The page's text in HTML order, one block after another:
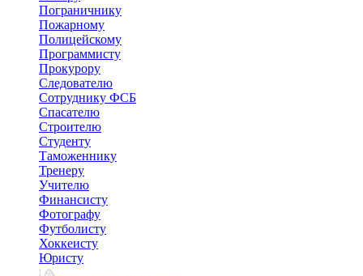
Пограничнику
Пожарному
Полицейскому
Программисту
Прокурору
Следователю
Сотруднику ФСБ
Спасателю
Строителю
Студенту
Таможеннику
Тренеру
Учителю
Финансисту
Фотографу
Футболисту
Хоккеисту
Юристу